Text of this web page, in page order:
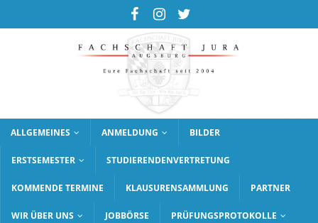
ALLGEMEINES ANMELDUNG BILDER
ERSTSEMESTER STUDIERENDENVERTRETUNG
KOMMENDE TERMINE KLAUSURENSAMMLUNG PARTNER
WIR ÜBER UNS JOBBÖRSE PRÜFUNGSPROTOKOLLE